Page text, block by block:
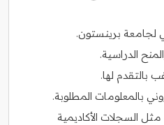
لجامعة برينستون.
الدراسية.
بالتقدم لها.
بالمعلومات المطلوبة.
السجلات الأكاديمية